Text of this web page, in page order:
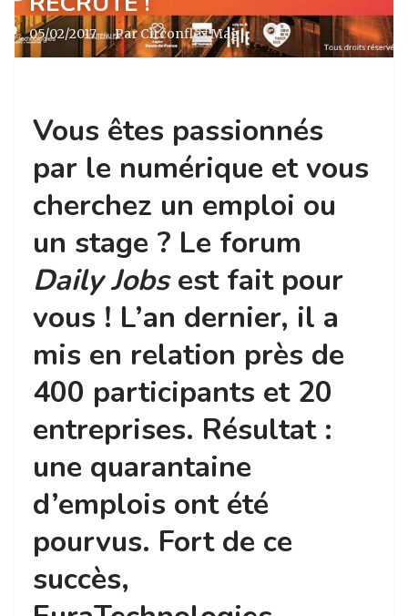
05/02/2017 · Par Circonflex Mag
Vous êtes passionnés
par le numérique et vous
cherchez un emploi ou
un stage ? Le forum
Daily Jobsest fait pour
vous ! L’an dernier, il a
mis en relation près de
400 participants et 20
entreprises. Résultat :
une quarantaine
d’emplois ont été
pourvus. Fort de ce
succès,